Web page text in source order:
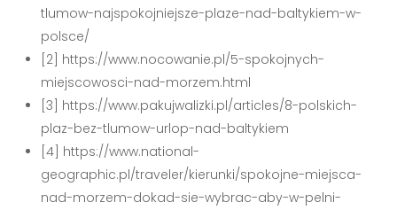
tlumow-najspokojniejsze-plaze-nad-baltykiem-w-
polsce/
[2] https://www.nocowanie.pl/5-spokojnych-
miejscowosci-nad-morzem.html
[3] https://www.pakujwalizki.pl/articles/8-polskich-
plaz-bez-tlumow-urlop-nad-baltykiem
[4] https://www.national-
geographic.pl/traveler/kierunki/spokojne-miejsca-
nad-morzem-dokad-sie-wybrac-aby-w-pelni-